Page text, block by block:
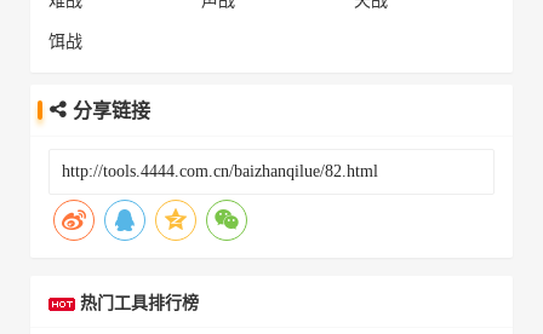
饵战
分享链接
热门工具排行榜